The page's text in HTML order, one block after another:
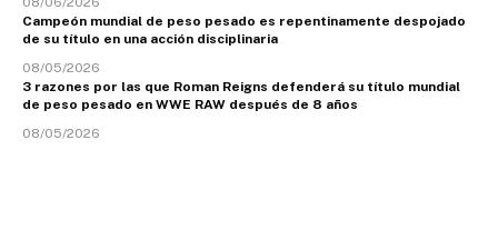
Campeón mundial de peso pesado es repentinamente despojado
de su título en una acción disciplinaria
08/05/2026
3 razones por las que Roman Reigns defenderá su título mundial
de peso pesado en WWE RAW después de 8 años
08/05/2026